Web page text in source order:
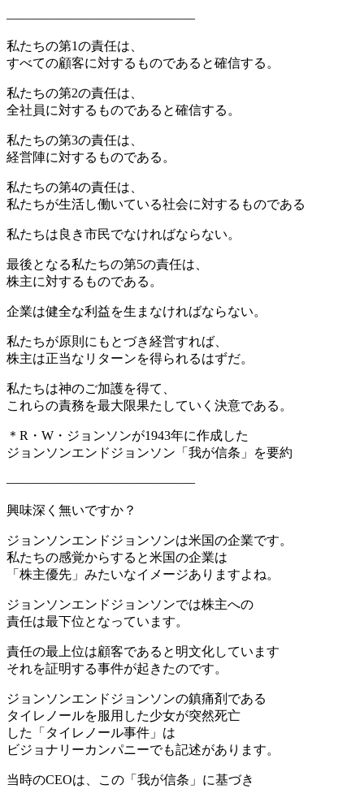
——————————————–
私たちの第1の責任は、
すべての顧客に対するものであると確信する。
私たちの第2の責任は、
全社員に対するものであると確信する。
私たちの第3の責任は、
経営陣に対するものである。
私たちの第4の責任は、
私たちが生活し働いている社会に対するものである
私たちは良き市民でなければならない。
最後となる私たちの第5の責任は、
株主に対するものである。
企業は健全な利益を生まなければならない。
私たちが原則にもとづき経営すれば、
株主は正当なリターンを得られるはずだ。
私たちは神のご加護を得て、
これらの責務を最大限果たしていく決意である。
＊R・W・ジョンソンが1943年に作成した
ジョンソンエンドジョンソン「我が信条」を要約
——————————————–
興味深く無いですか？
ジョンソンエンドジョンソンは米国の企業です。
私たちの感覚からすると米国の企業は
「株主優先」みたいなイメージありますよね。
ジョンソンエンドジョンソンでは株主への
責任は最下位となっています。
責任の最上位は顧客であると明文化しています
それを証明する事件が起きたのです。
ジョンソンエンドジョンソンの鎮痛剤である
タイレノールを服用した少女が突然死亡
した「タイレノール事件」は
ビジョナリーカンパニーでも記述があります。
当時のCEOは、この「我が信条」に基づき